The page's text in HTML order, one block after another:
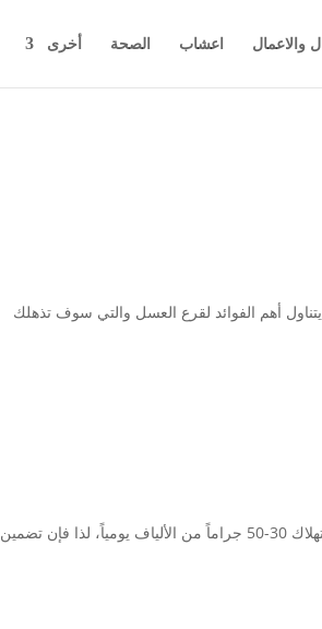
والاعمال اعشاب الصحة أخرى
أهم الفوائد لقرع العسل والتي سوف تذهلك
توفر بذور اليقطين ما يصل إلى 1.7 جرام من الألياف، ويحتوي كوب من قرع اليقطين الناعم و المهروس ما يصل إلى 3 جرام، ويُنصح باستهلاك 30-50 جراماً من الألياف يومياً، لذا فإن تضمين